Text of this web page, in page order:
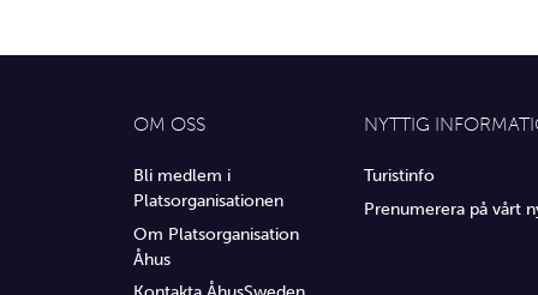
OM OSS
Bli medlem i
Platsorganisationen
Om Platsorganisation
Åhus
NYTTIG
Turistinfo
Prenumerera på vårt